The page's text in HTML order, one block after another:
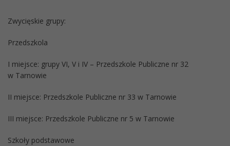
Zwycięskie grupy:
Przedszkola
I miejsce: grupy VI, V i IV – Przedszkole Publiczne nr 32
w Tarnowie
II miejsce: Przedszkole Publiczne nr 33 w Tarnowie
III miejsce: Przedszkole Publiczne nr 5 w Tarnowie
Szkoły podstawowe